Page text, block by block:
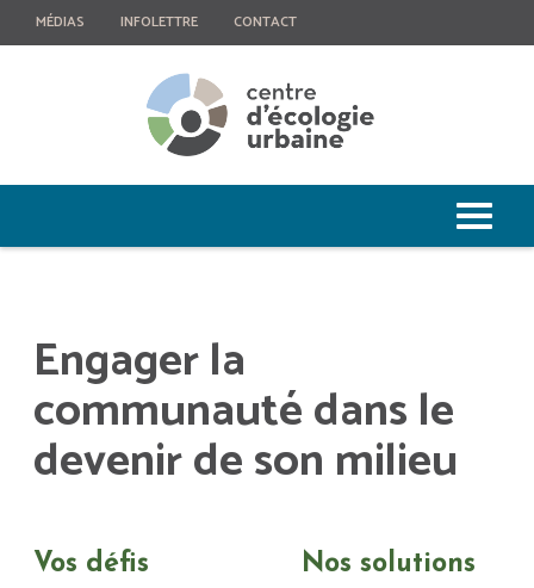
MÉDIAS INFOLETTRE CONTACT
Engager la
communauté dans le
devenir de son milieu
Vos défis Nos solutions